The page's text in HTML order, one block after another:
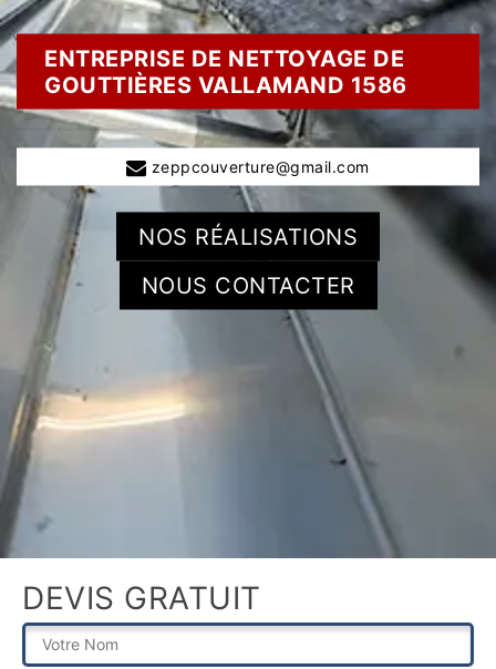
ENTREPRISE DE NETTOYAGE DE
GOUTTIÈRES VALLAMAND 1586
zeppcouverture@gmail.com
NOS RÉALISATIONS
NOUS CONTACTER
DEVIS GRATUIT